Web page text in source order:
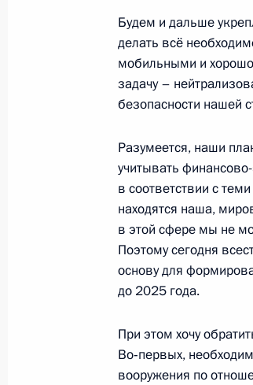
14 января 2015
Владимир Путин
Мадуро
14 января 2015 года,
Рабочая встреча с
Груздевым
14 января 2015 года, 13:40
Телефонный
14 января 2015 года,
Будем и дальше
делать всё
мобильными и
задачу –
безопасности нашей
Разумеется, наши
учитывать
в соответствии с
находятся наша,
в этой сфере мы не
Поэтому сегодня
основу для
до 2025 года.
При этом хочу
Во‑первых,
вооружения по